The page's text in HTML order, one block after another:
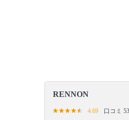
RENNON
4.69 口コミ